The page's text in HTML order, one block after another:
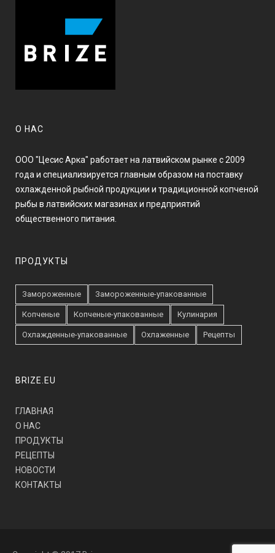
О НАС
ООО "Цесис Арка" работает на латвийском рынке с 2009
года и специализируется главным образом на поставку
охлажденной рыбной продукции и традиционной копченой
рыбы в латвийских магазинах и предприятий
общественного питания.
ПРОДУКТЫ
Замороженные Замороженные-упакованные
Копченые Копченые-упакованные Кулинария
Охлажденные-упакованные Охлаженные Рецепты
BRIZE.EU
ГЛАВНАЯ
О НАС
ПРОДУКТЫ
РЕЦЕПТЫ
НОВОСТИ
КОНТАКТЫ